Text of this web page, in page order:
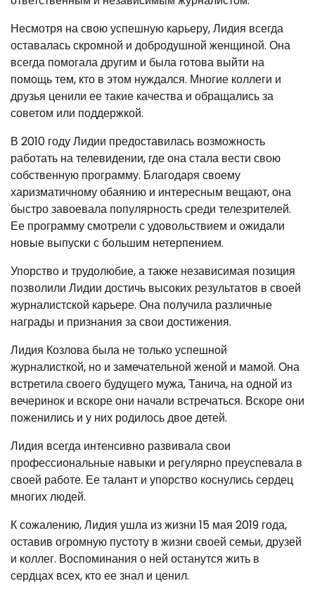
Несмотря на свою успешную карьеру, Лидия всегда
оставалась скромной и добродушной женщиной. Она
всегда помогала другим и была готова выйти на
помощь тем, кто в этом нуждался. Многие коллеги и
друзья ценили ее такие качества и обращались за
советом или поддержкой.
В 2010 году Лидии предоставилась возможность
работать на телевидении, где она стала вести свою
собственную программу. Благодаря своему
харизматичному обаянию и интересным вещают, она
быстро завоевала популярность среди телезрителей.
Ее программу смотрели с удовольствием и ожидали
новые выпуски с большим нетерпением.
Упорство и трудолюбие, а также независимая позиция
позволили Лидии достичь высоких результатов в своей
журналистской карьере. Она получила различные
награды и признания за свои достижения.
Лидия Козлова была не только успешной
журналисткой, но и замечательной женой и мамой. Она
встретила своего будущего мужа, Танича, на одной из
вечеринок и вскоре они начали встречаться. Вскоре они
поженились и у них родилось двое детей.
Лидия всегда интенсивно развивала свои
профессиональные навыки и регулярно преуспевала в
своей работе. Ее талант и упорство коснулись сердец
многих людей.
К сожалению, Лидия ушла из жизни 15 мая 2019 года,
оставив огромную пустоту в жизни своей семьи, друзей
и коллег. Воспоминания о ней останутся жить в
сердцах всех, кто ее знал и ценил.